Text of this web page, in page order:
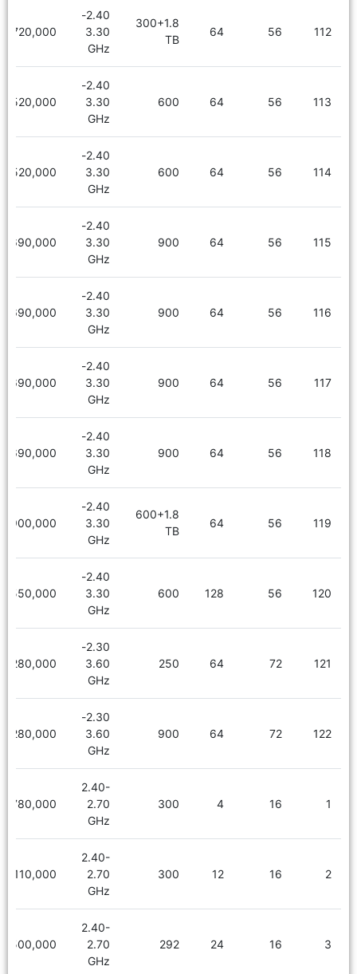
112
56
64
300+1.8
TB
2.40-
3.30
GHz
6,720,000
113
56
64
600
2.40-
3.30
GHz
5,520,000
114
56
64
600
2.40-
3.30
GHz
5,520,000
115
56
64
900
2.40-
3.30
GHz
5,690,000
116
56
64
900
2.40-
3.30
GHz
5,690,000
117
56
64
900
2.40-
3.30
GHz
5,690,000
118
56
64
900
2.40-
3.30
GHz
5,690,000
119
56
64
600+1.8
TB
2.40-
3.30
GHz
6,900,000
120
56
128
600
2.40-
3.30
GHz
6,550,000
121
72
64
250
2.30-
3.60
GHz
8,280,000
122
72
64
900
2.30-
3.60
GHz
8,280,000
1
16
4
300
2.40-
2.70
GHz
780,000
2
16
12
300
2.40-
2.70
GHz
1,110,000
3
16
24
292
2.40-
2.70
GHz
1,500,000